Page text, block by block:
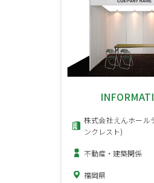
株式会社えんホール
ンクレスト)
不動産・建築関係
福岡県